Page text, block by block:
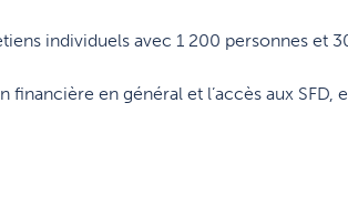
individuels avec 1 200 personnes et
en général et l’accès aux SFD,